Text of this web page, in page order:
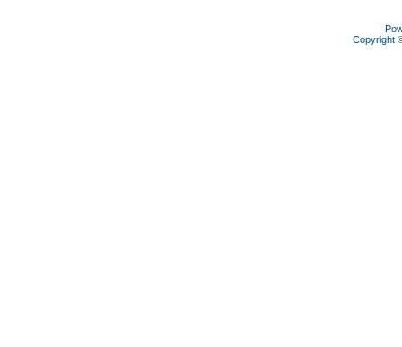
Copyright